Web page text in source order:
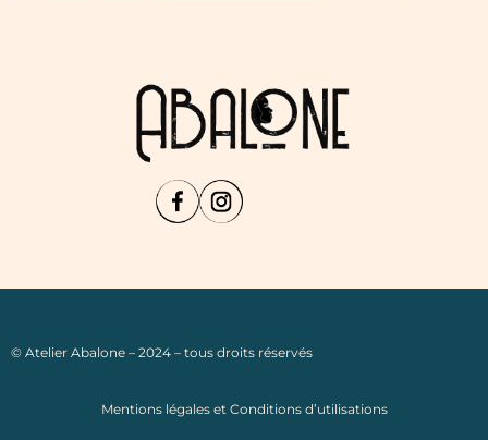
© Atelier Abalone – 2024 – tous droits réservés
Mentions légales et Conditions d’utilisations